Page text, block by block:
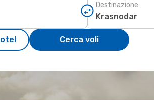
Destinazione
Cerca voli